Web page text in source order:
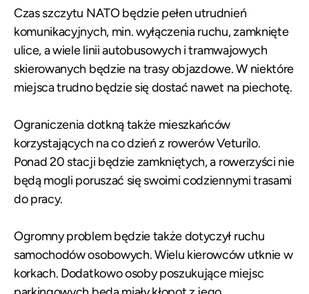
Czas szczytu NATO będzie pełen utrudnień
komunikacyjnych, min. wyłączenia ruchu, zamknięte
ulice, a wiele linii autobusowych i tramwajowych
skierowanych będzie na trasy objazdowe. W niektóre
miejsca trudno będzie się dostać nawet na piechotę.
Ograniczenia dotkną także mieszkańców
korzystających na co dzień z rowerów Veturilo.
Ponad 20 stacji będzie zamkniętych, a rowerzyści nie
będą mogli poruszać się swoimi codziennymi trasami
do pracy.
Ogromny problem będzie także dotyczył ruchu
samochodów osobowych. Wielu kierowców utknie w
korkach. Dodatkowo osoby poszukujące miejsc